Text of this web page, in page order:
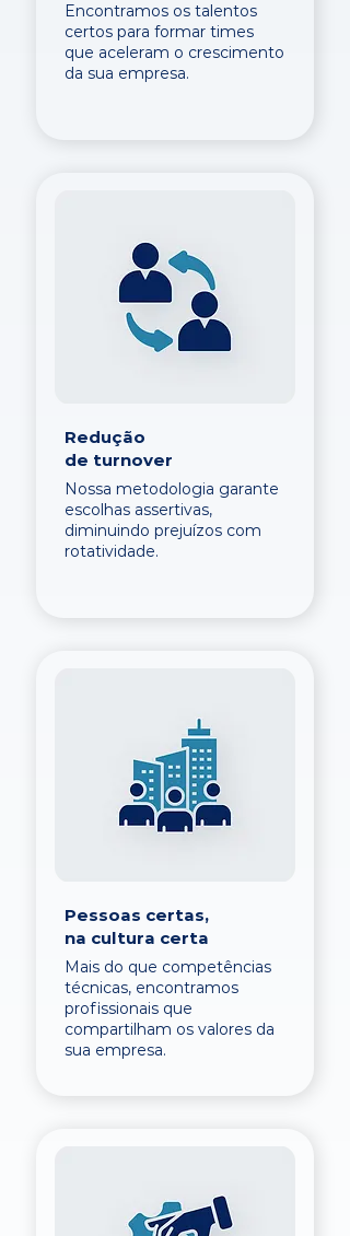
Encontramos os talentos
certos para formar times
que aceleram o crescimento
da sua empresa.
Redução
de turnover
Nossa metodologia garante
escolhas assertivas,
diminuindo prejuízos com
rotatividade.
Pessoas certas,
na cultura certa
Mais do que competências
técnicas, encontramos
profissionais que
compartilham os valores da
sua empresa.